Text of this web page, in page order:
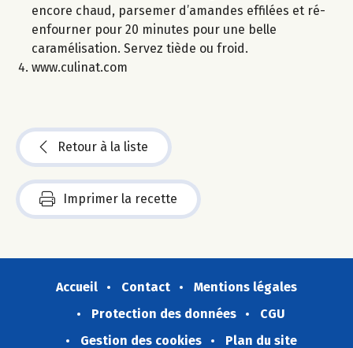
encore chaud, parsemer d’amandes effilées et ré-
enfourner pour 20 minutes pour une belle
caramélisation. Servez tiède ou froid.
www.culinat.com
Retour à la liste
Imprimer la recette
Accueil Contact
Mentions légales
Protection des données
CGU
Gestion des cookies
Plan du site